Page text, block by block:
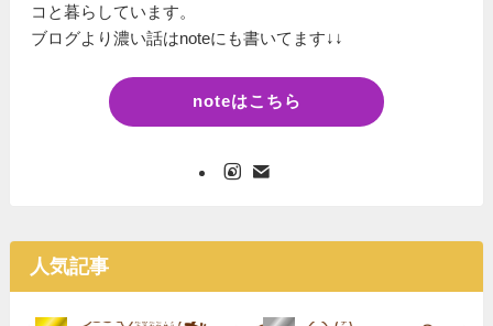
コと暮らしています。
ブログより濃い話はnoteにも書いてます↓↓
noteはこちら
人気記事